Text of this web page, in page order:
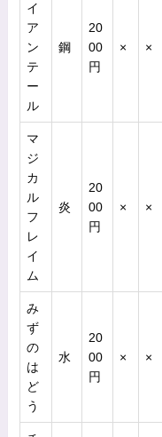
イ
ア
ン
テ
ー
ル
鋼
20
00
円
× ×
マ
ジ
カ
ル
フ
レ
イ
ム
炎
20
00
円
× ×
み
ず
の
は
ど
う
水
20
00
円
× ×